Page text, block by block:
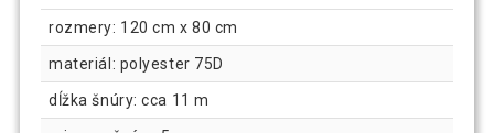
rozmery: 120 cm x 80 cm
materiál: polyester 75D
dĺžka šnúry: cca 11 m